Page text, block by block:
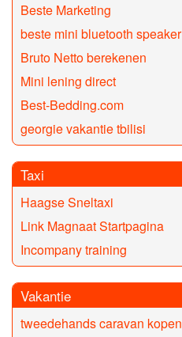
Beste Marketing
beste mini bluetooth speaker
Bruto Netto berekenen
Mini lening direct
Best-Bedding.com
georgie vakantie tbilisi
Taxi
Haagse Sneltaxi
Link Magnaat Startpagina
Incompany training
Vakantie
tweedehands caravan kopen